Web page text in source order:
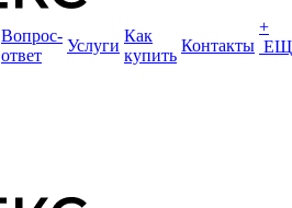
Вопрос-
ответ
Услуги
Как
купить
Контакты
+